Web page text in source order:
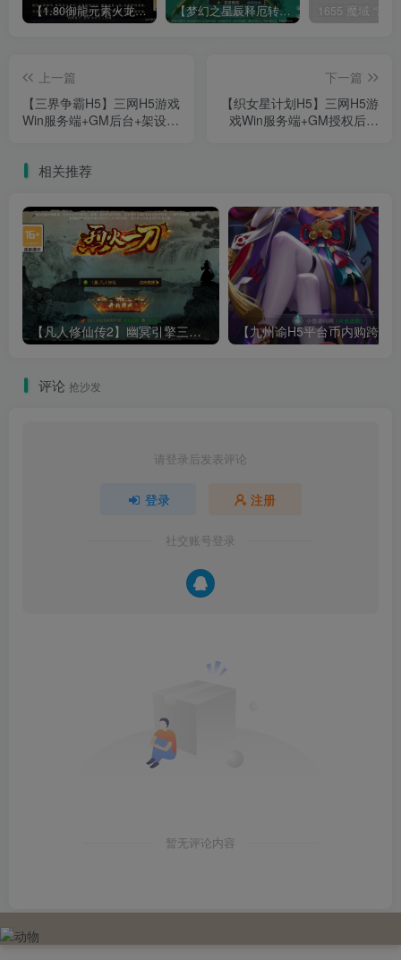
【1.80御龍元素火龙[摸摸登陆器]】战神引擎WIN服务端+GM工具+充值后台+双端+架设教程 【梦幻之星辰释厄转尊享挂机版】MT3换皮梦幻西游Linux服务端+GM后台+双端+源码+架设教程
上一篇
【三界争霸H5】三网H5游戏
Win服务端+GM后台+架设教
下一篇
【织女星计划H5】三网H5游
戏Win服务端+GM授权后台
相关推荐
【凡人修仙传2】幽冥引擎三网H5游戏Win服务端+全套表+全套源码+运营管理后台+安卓+架设教程
评论 抢沙发
请登录后发表评论
登录 注册
社交账号登录
暂无评论内容